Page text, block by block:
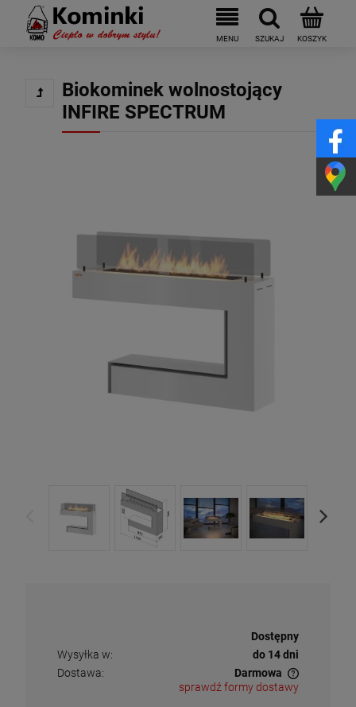
Biokominek wolnostojący
INFIRE SPECTRUM
Dostępny
Wysyłka w:
do 14 dni
Dostawa:
Darmowa
Cena nie zawiera ewentualnych kosztów płatności
sprawdź formy dostawy